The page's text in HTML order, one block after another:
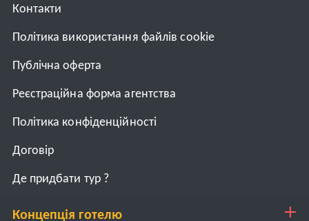
Контакти
Політика використання файлів cookie
Публічна оферта
Реєстраційна форма агентства
Політика конфіденційності
Договiр
Де придбати тур ?
Концепція готелю